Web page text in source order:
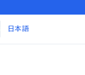
日本語